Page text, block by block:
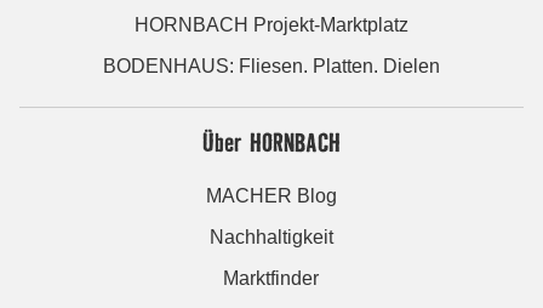
HORNBACH Projekt-Marktplatz
BODENHAUS: Fliesen. Platten. Dielen
Über HORNBACH
MACHER Blog
Nachhaltigkeit
Marktfinder